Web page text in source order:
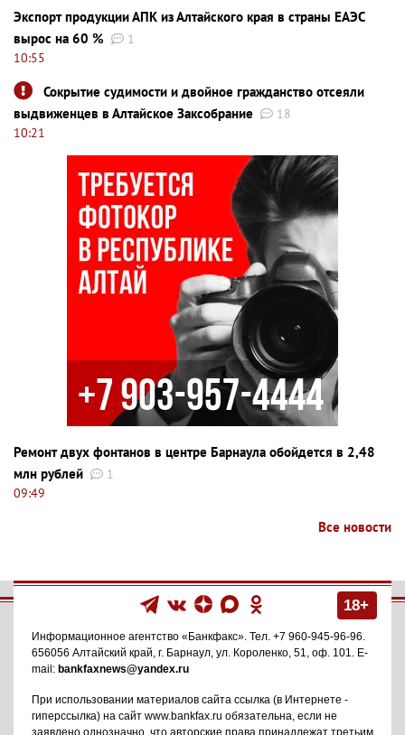
Экспорт продукции АПК из Алтайского края в страны ЕАЭС
вырос на 60 %
1
10:55
Сокрытие судимости и двойное гражданство отсеяли
выдвиженцев в Алтайское Заксобрание
18
10:21
Ремонт двух фонтанов в центре Барнаула обойдется в 2,48
млн рублей
1
09:49
Все новости
18+
Информационное агентство «Банкфакс» . Тел. +7 960-945-96-96
656056 Алтайский край, г. Барнаул ул. Короленко, 51, оф. 101
. E-
mail: bankfaxnews@yandex.ru
При использовании материалов сайта ссылка (в Интернете -
гиперссылка) на сайт www.bankfax.ru обязательна, если не
заявлено однозначно, что авторские права принадлежат третьим